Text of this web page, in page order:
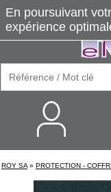
ROY SA » PROTECTION -
En poursuivant
expérience